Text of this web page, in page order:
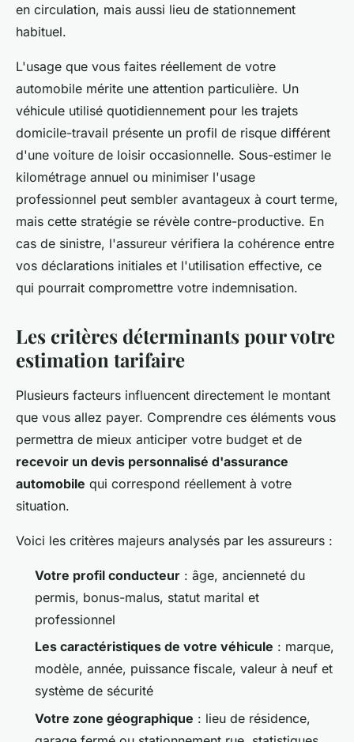
en circulation, mais aussi lieu de stationnement
habituel.
L'usage que vous faites réellement de votre
automobile mérite une attention particulière. Un
véhicule utilisé quotidiennement pour les trajets
domicile-travail présente un profil de risque différent
d'une voiture de loisir occasionnelle. Sous-estimer le
kilométrage annuel ou minimiser l'usage
professionnel peut sembler avantageux à court terme,
mais cette stratégie se révèle contre-productive. En
cas de sinistre, l'assureur vérifiera la cohérence entre
vos déclarations initiales et l'utilisation effective, ce
qui pourrait compromettre votre indemnisation.
Les critères déterminants pour votre
estimation tarifaire
Plusieurs facteurs influencent directement le montant
que vous allez payer. Comprendre ces éléments vous
permettra de mieux anticiper votre budget et de
recevoir un devis personnalisé d'assurance
automobile qui correspond réellement à votre
situation.
Voici les critères majeurs analysés par les assureurs :
Votre profil conducteur : âge, ancienneté du
permis, bonus-malus, statut marital et
professionnel
Les caractéristiques de votre véhicule : marque,
modèle, année, puissance fiscale, valeur à neuf et
système de sécurité
Votre zone géographique : lieu de résidence,